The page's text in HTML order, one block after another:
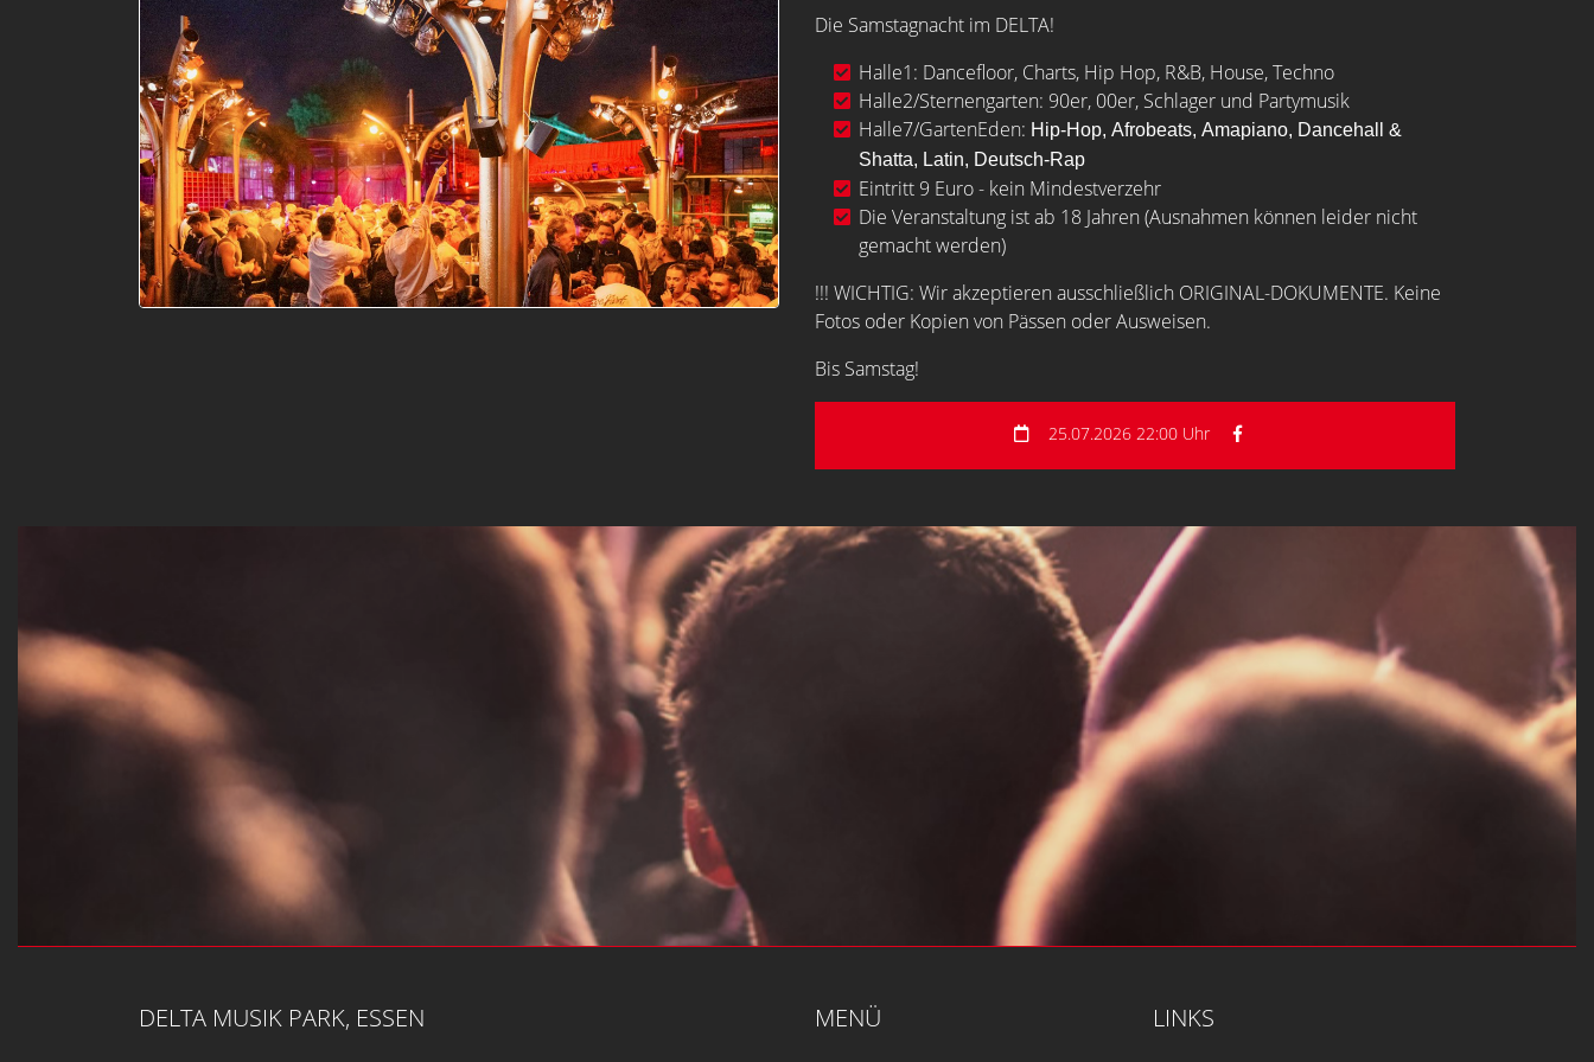
Die Samstagnacht im DELTA!
Halle1: Dancefloor, Charts, Hip Hop, R&B, House, Techno
Halle2/Sternengarten: 90er, 00er, Schlager und Partymusik
Halle7/GartenEden: Hip-Hop, Afrobeats, Amapiano, Dancehall &
Shatta, Latin, Deutsch-Rap
Eintritt 9 Euro - kein Mindestverzehr
Die Veranstaltung ist ab 18 Jahren (Ausnahmen können leider nicht
gemacht werden)
!!! WICHTIG: Wir akzeptieren ausschließlich ORIGINAL-DOKUMENTE. Keine
Fotos oder Kopien von Pässen oder Ausweisen.
Bis Samstag!
25.07.2026 22:00 Uhr
DELTA MUSIK PARK, ESSEN MENÜ LINKS